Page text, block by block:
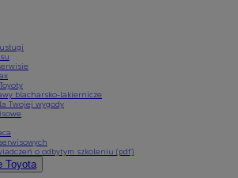
blacharsko-lakiernicze
Twojej wygody
o odbytym szkoleniu (pdf)
Toyota